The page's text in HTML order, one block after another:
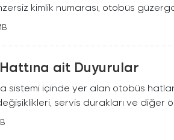
kimlik numarası, otobüs
ait Duyurular
sistemi içinde yer alan otobüs
servis durakları ve diğer